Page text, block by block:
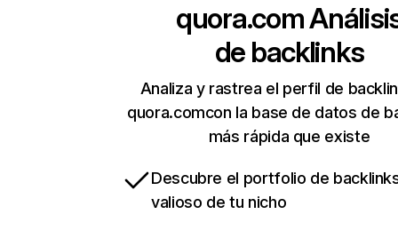
quora.com
de backlinks
Analiza y rastrea el perfil de
quora.comcon la base de datos de
más rápida que existe
Descubre el portfolio de
valioso de tu nicho